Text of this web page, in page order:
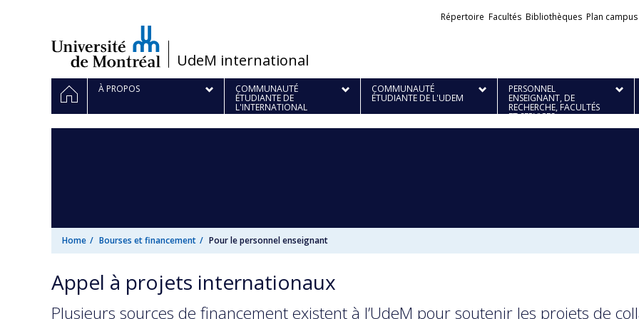
/UdeM international
Liens
Répertoire Facultés Bibliothèques Plan campus
Navigation
principale
HOMEÀ PROPOS COMMUNAUTÉ
ÉTUDIANTE DE
L'INTERNATIONAL
COMMUNAUTÉ
ÉTUDIANTE DE L'UDEM
PERSONNEL
ENSEIGNANT, DE
RECHERCHE, FACULTÉS
ET SERVICES
Home Bourses et financement Pour le personnel enseignant
Appel à projets internationaux
Plusieurs sources de financement existent à l’UdeM pour soutenir les projets de